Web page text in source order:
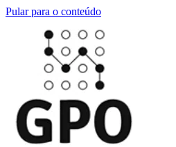
Pular para o conteúdo